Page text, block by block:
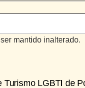
mantido inalterado.
LGBTI de